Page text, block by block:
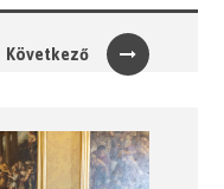
Következő